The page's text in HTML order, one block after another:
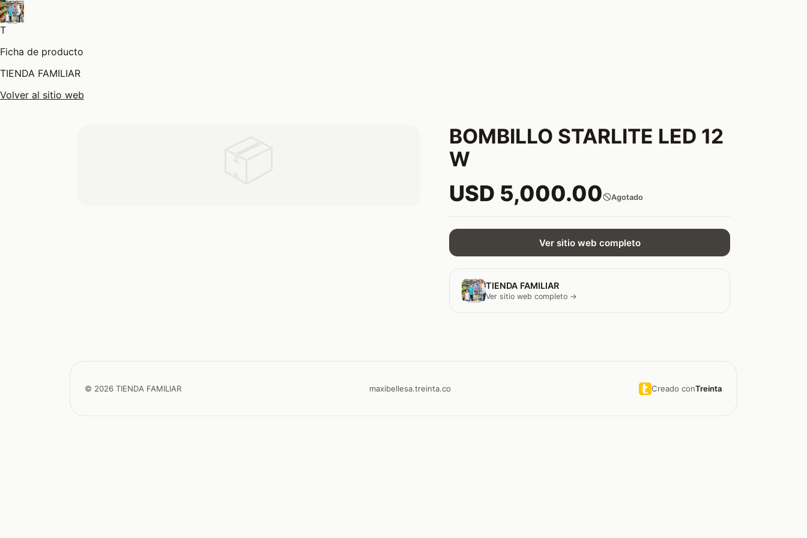
T
Ficha de producto
TIENDA FAMILIAR
Volver al sitio web
BOMBILLO STARLITE LED 12
W
USD 5,000.00 Agotado
Ver sitio web completo
TIENDA FAMILIAR
Ver sitio web completo →
© 2026 TIENDA FAMILIAR maxibellesa.treinta.co Creado conTreinta